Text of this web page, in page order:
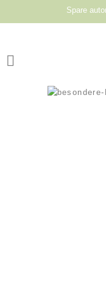
Spare